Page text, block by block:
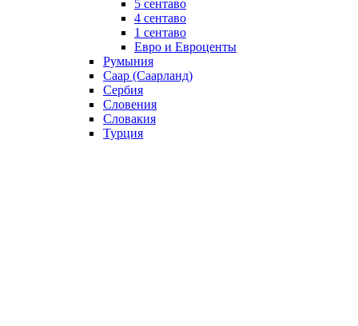
5 сентаво
4 сентаво
1 сентаво
Евро и Евроценты
Румыния
Саар (Саарланд)
Сербия
Словения
Словакия
Турция